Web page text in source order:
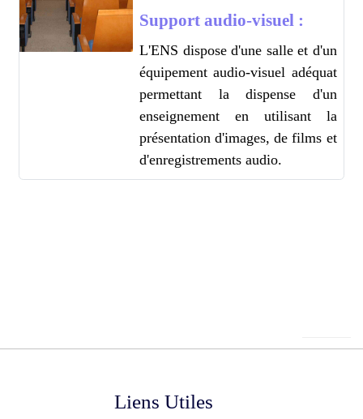
Support audio-visuel :
L'ENS dispose d'une salle et d'un
équipement audio-visuel adéquat
permettant la dispense d'un
enseignement en utilisant la
présentation d'images, de films et
d'enregistrements audio.
Liens Utiles